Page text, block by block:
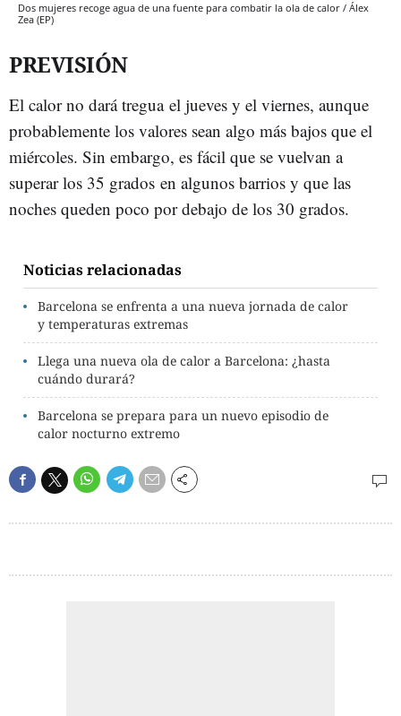
Dos mujeres recoge agua de una fuente para combatir la ola de calor / Álex
Zea (EP)
PREVISIÓN
El calor no dará tregua el jueves y el viernes, aunque
probablemente los valores sean algo más bajos que el
miércoles. Sin embargo, es fácil que se vuelvan a
superar los 35 grados en algunos barrios y que las
noches queden poco por debajo de los 30 grados.
Noticias relacionadas
Barcelona se enfrenta a una nueva jornada de calor
y temperaturas extremas
Llega una nueva ola de calor a Barcelona: ¿hasta
cuándo durará?
Barcelona se prepara para un nuevo episodio de
calor nocturno extremo